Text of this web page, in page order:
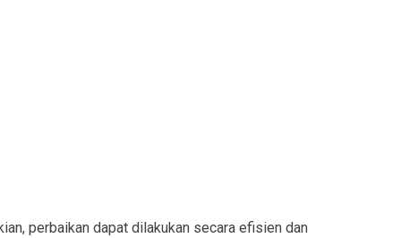
perbaikan dapat dilakukan secara efisien dan